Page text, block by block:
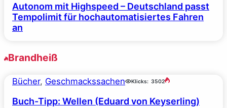
Autonom mit Highspeed – Deutschland passt
Tempolimit für hochautomatisiertes Fahren
an
Brandheiß
Bücher, Geschmackssachen Klicks: 3502
Buch-Tipp: Wellen (Eduard von Keyserling)